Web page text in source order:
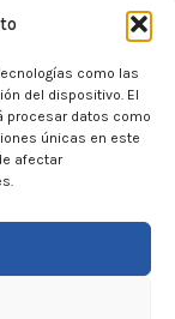
como las
del dispositivo. El
procesar datos como
únicas en este
afectar
28023